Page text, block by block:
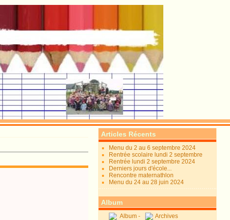
Articles Récents
Menu du 2 au 6 septembre 2024
Rentrée scolaire lundi 2 septembre
Rentrée lundi 2 septembre 2024
Derniers jours d'école...
Rencontre maternathlon
Menu du 24 au 28 juin 2024
Album